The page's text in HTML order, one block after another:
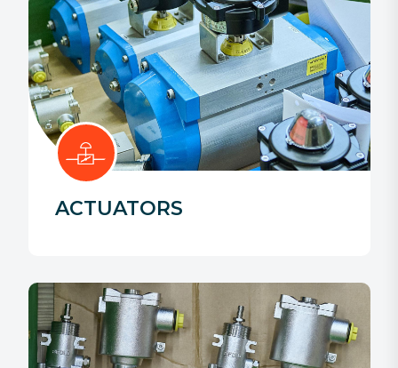
ACTUATORS